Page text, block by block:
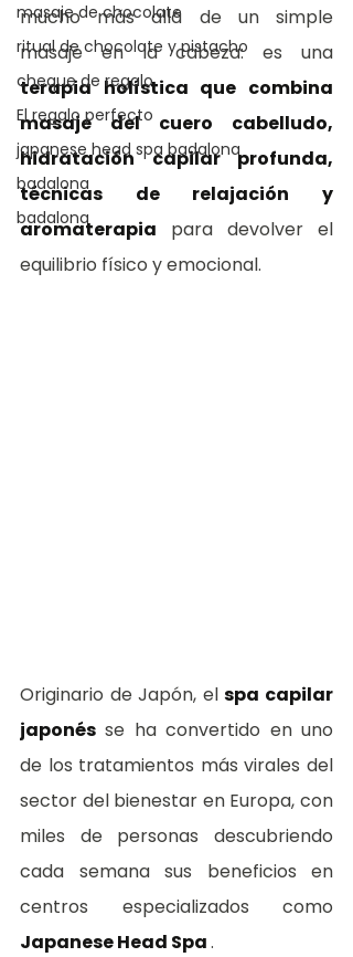
masaje de chocolate
ritual de chocolate y pistacho
cheque de regalo
El regalo perfecto
japanese head spa badalona
badalona
badalona
mucho más allá de un simple
terapia holística que combina
masaje del cuero cabelludo,
hidratación capilar profunda,
técnicas de relajación y
aromaterapia para devolver el
equilibrio físico y emocional.
Originario de Japón, el spa capilar
japonés se ha convertido en uno
de los tratamientos más virales del
sector del bienestar en Europa, con
miles de personas descubriendo
cada semana sus beneficios en
Japanese Head Spa .